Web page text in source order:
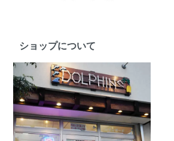
ショップについて